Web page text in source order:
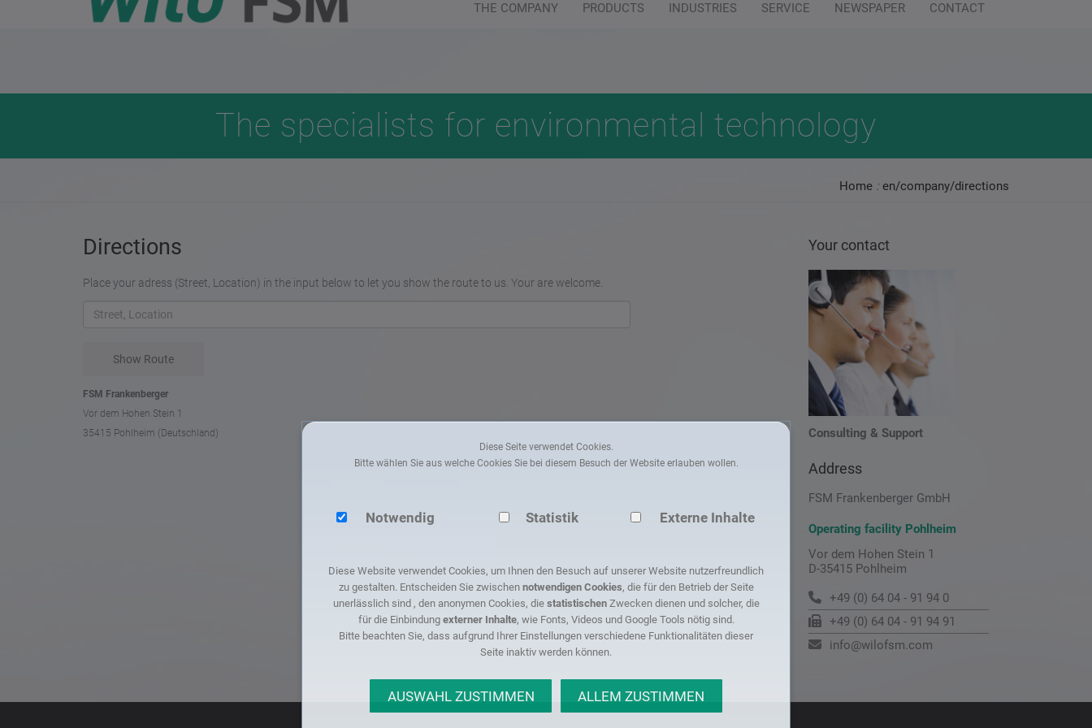
Customer service: +49 (0) 64 04 - 91 94 0 info@wilofsm.com steinhardt.de
THE COMPANY PRODUCTS INDUSTRIES SERVICE NEWSPAPER CONTACT
The specialists for environmental technology
Home : en/company/directions
Directions
Place your adress (Street, Location) in the input below to let you show the route to us. Your are welcome.
FSM Frankenberger
Vor dem Hohen Stein 1
35415 Pohlheim (Deutschland)
Your contact
Consulting & Support
Address
FSM Frankenberger GmbH
Operating facility Pohlheim
Vor dem Hohen Stein 1
D-35415 Pohlheim
+49 (0) 64 04 - 91 94 0
+49 (0) 64 04 - 91 94 91
info@wilofsm.com
Diese Seite verwendet Cookies.
Bitte wählen Sie aus welche Cookies Sie bei diesem Besuch der Website erlauben wollen.
Notwendig Statistik Externe Inhalte
Diese Website verwendet Cookies, um Ihnen den Besuch auf unserer Website nutzerfreundlich
zu gestalten. Entscheiden Sie zwischen notwendigen Cookies, die für den Betrieb der Seite
unerlässlich sind , den anonymen Cookies, die statistischenZwecken dienen und solcher, die
für die Einbindung externer Inhalte, wie Fonts, Videos und Google Tools nötig sind.
Bitte beachten Sie, dass aufgrund Ihrer Einstellungen verschiedene Funktionalitäten dieser
Seite inaktiv werden können.